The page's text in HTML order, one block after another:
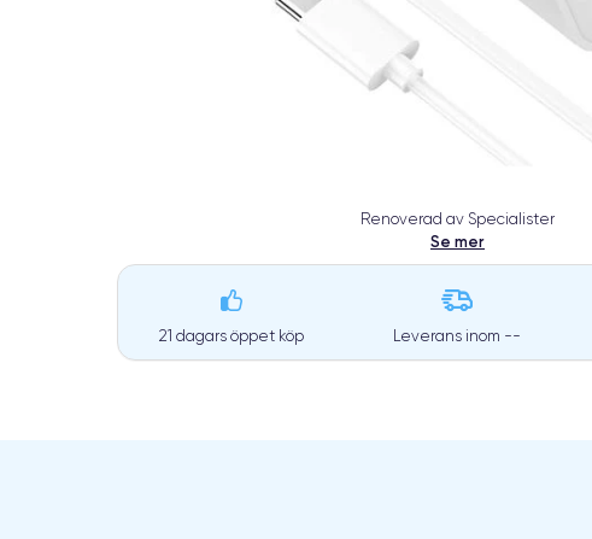
Renoverad av Specialister
Se mer
21 dagars öppet köp Leverans inom --